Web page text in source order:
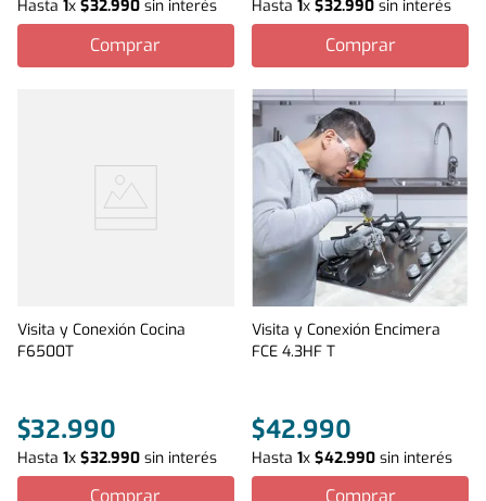
Hasta 1x $32.990 sin interés
Comprar
Hasta1x$32.990 sin interés
Comprar
Visita y Conexión Cocina
F6500T
$32.990
Hasta 1x $32.990 sin interés
Comprar
Visita y Conexión Encimera
FCE 4.3HF T
$42.990
Hasta1x$42.990 sin interés
Comprar